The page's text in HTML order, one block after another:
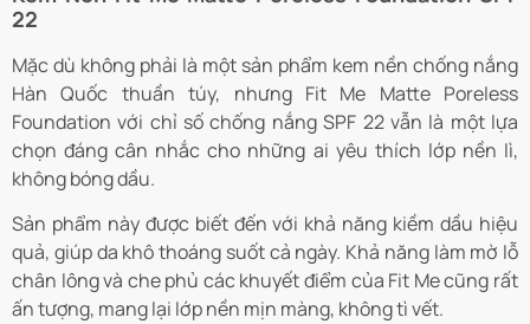
22
Mặc dù không phải là một sản phẩm kem nền chống nắng
Hàn Quốc thuần túy, nhưng Fit Me Matte Poreless
Foundation với chỉ số chống nắng SPF 22 vẫn là một lựa
chọn đáng cân nhắc cho những ai yêu thích lớp nền lì,
không bóng dầu.
Sản phẩm này được biết đến với khả năng kiềm dầu hiệu
quả, giúp da khô thoáng suốt cả ngày. Khả năng làm mờ lỗ
chân lông và che phủ các khuyết điểm của Fit Me cũng rất
ấn tượng, mang lại lớp nền mịn màng, không tì vết.